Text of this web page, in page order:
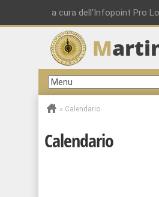
a cura dell'Infopoint Pro
M
» Calendario
Calendario
01:00
02:00
03:00
04:00